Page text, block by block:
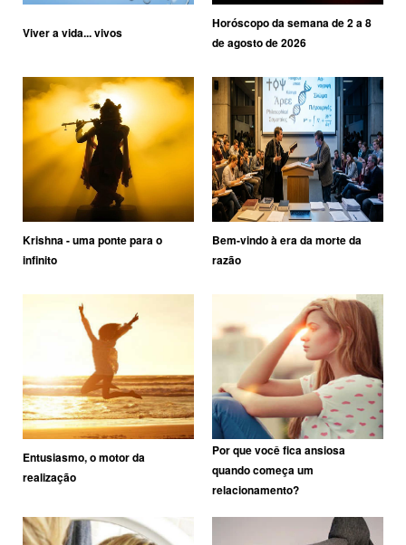
Viver a vida... vivos
Horóscopo da semana de 2 a 8
de agosto de 2026
Krishna - uma ponte para o
infinito
Bem-vindo à era da morte da
razão
Entusiasmo, o motor da
realização
Por que você fica ansiosa
quando começa um
relacionamento?